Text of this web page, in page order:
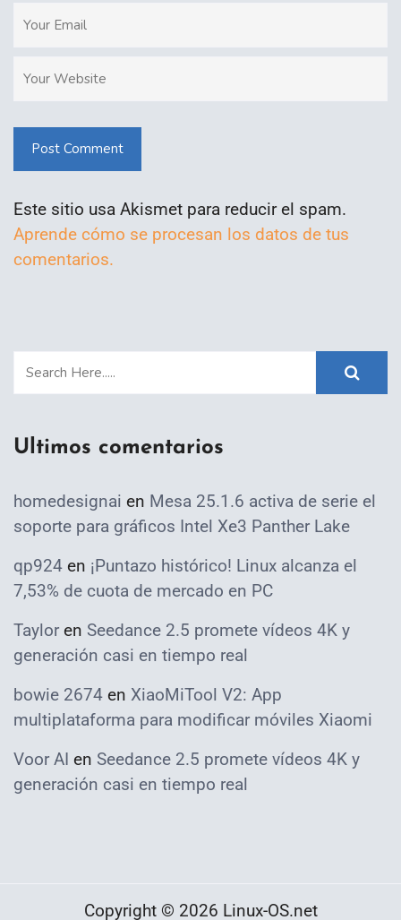
Post Comment
Este sitio usa Akismet para reducir el spam.
Aprende cómo se procesan los datos de tus
comentarios.
Ultimos comentarios
homedesignai en Mesa 25.1.6 activa de serie el
soporte para gráficos Intel Xe3 Panther Lake
qp924 en ¡Puntazo histórico! Linux alcanza el
7,53% de cuota de mercado en PC
Taylor en Seedance 2.5 promete vídeos 4K y
generación casi en tiempo real
bowie 2674 en XiaoMiTool V2: App
multiplataforma para modificar móviles Xiaomi
Voor AI en Seedance 2.5 promete vídeos 4K y
generación casi en tiempo real
Copyright © 2026 Linux-OS.net